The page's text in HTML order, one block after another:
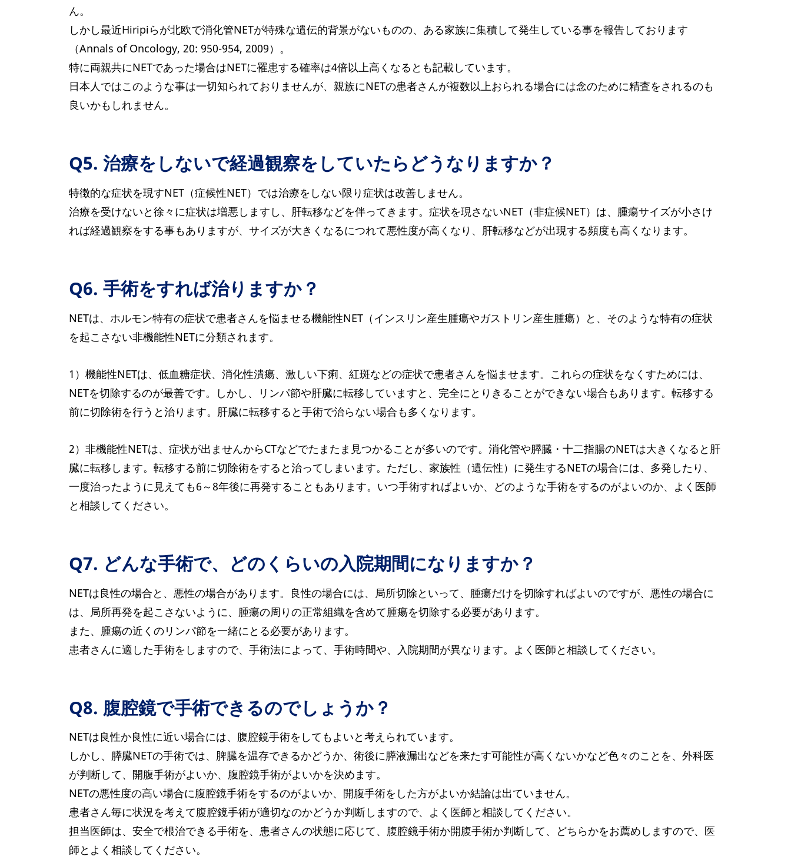
ん。
しかし最近Hiripiらが北欧で消化管NETが特殊な遺伝的背景がないものの、ある家族に集積して発生している事を報告しております
（Annals of Oncology, 20: 950-954, 2009）。
特に両親共にNETであった場合はNETに罹患する確率は4倍以上高くなるとも記載しています。
日本人ではこのような事は一切知られておりませんが、親族にNETの患者さんが複数以上おられる場合には念のために精査をされるのも
良いかもしれません。
Q5. 治療をしないで経過観察をしていたらどうなりますか？
特徴的な症状を現すNET（症候性NET）では治療をしない限り症状は改善しません。
治療を受けないと徐々に症状は増悪しますし、肝転移などを伴ってきます。症状を現さないNET（非症候NET）は、腫瘍サイズが小さけ
れば経過観察をする事もありますが、サイズが大きくなるにつれて悪性度が高くなり、肝転移などが出現する頻度も高くなります。
Q6. 手術をすれば治りますか？
NETは、ホルモン特有の症状で患者さんを悩ませる機能性NET（インスリン産生腫瘍やガストリン産生腫瘍）と、そのような特有の症状
を起こさない非機能性NETに分類されます。
1）機能性NETは、低血糖症状、消化性潰瘍、激しい下痢、紅斑などの症状で患者さんを悩ませます。これらの症状をなくすためには、
NETを切除するのが最善です。しかし、リンパ節や肝臓に転移していますと、完全にとりきることができない場合もあります。転移する
前に切除術を行うと治ります。肝臓に転移すると手術で治らない場合も多くなります。
2）非機能性NETは、症状が出ませんからCTなどでたまたま見つかることが多いのです。消化管や膵臓・十二指腸のNETは大きくなると肝
臓に転移します。転移する前に切除術をすると治ってしまいます。ただし、家族性（遺伝性）に発生するNETの場合には、多発したり、
一度治ったように見えても6～8年後に再発することもあります。いつ手術すればよいか、どのような手術をするのがよいのか、よく医師
と相談してください。
Q7. どんな手術で、どのくらいの入院期間になりますか？
NETは良性の場合と、悪性の場合があります。良性の場合には、局所切除といって、腫瘍だけを切除すればよいのですが、悪性の場合に
は、局所再発を起こさないように、腫瘍の周りの正常組織を含めて腫瘍を切除する必要があります。
また、腫瘍の近くのリンパ節を一緒にとる必要があります。
患者さんに適した手術をしますので、手術法によって、手術時間や、入院期間が異なります。よく医師と相談してください。
Q8. 腹腔鏡で手術できるのでしょうか？
NETは良性か良性に近い場合には、腹腔鏡手術をしてもよいと考えられています。
しかし、膵臓NETの手術では、脾臓を温存できるかどうか、術後に膵液漏出などを来たす可能性が高くないかなど色々のことを、外科医
が判断して、開腹手術がよいか、腹腔鏡手術がよいかを決めます。
NETの悪性度の高い場合に腹腔鏡手術をするのがよいか、開腹手術をした方がよいか結論は出ていません。
患者さん毎に状況を考えて腹腔鏡手術が適切なのかどうか判断しますので、よく医師と相談してください。
担当医師は、安全で根治できる手術を、患者さんの状態に応じて、腹腔鏡手術か開腹手術か判断して、どちらかをお薦めしますので、医
師とよく相談してください。